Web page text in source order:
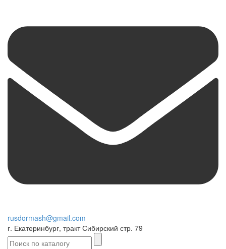
rusdormash@gmail.com
г. Екатеринбург, тракт Сибирский стр. 79